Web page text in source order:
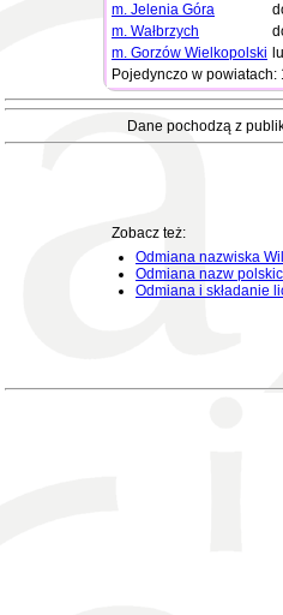
m. Jelenia Góra
m. Wałbrzych
m. Gorzów Wielkopolski
Pojedynczo w powiatach:
Dane pochodzą z
Zobacz też:
Odmiana nazwiska
Odmiana nazw
Odmiana i składanie